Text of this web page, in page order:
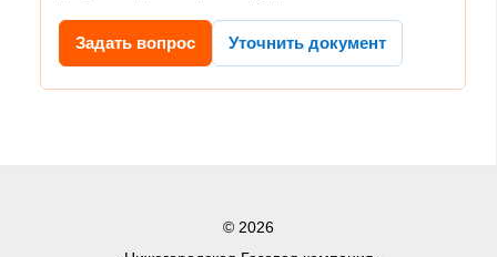
Задать вопрос Уточнить документ
© 2026